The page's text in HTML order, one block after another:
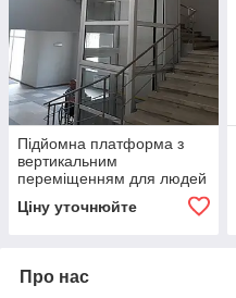
Підйомна платформа з
вертикальним
переміщенням для людей
з інвалідністю ППВ-320 У1
Ціну уточнюйте
Про нас